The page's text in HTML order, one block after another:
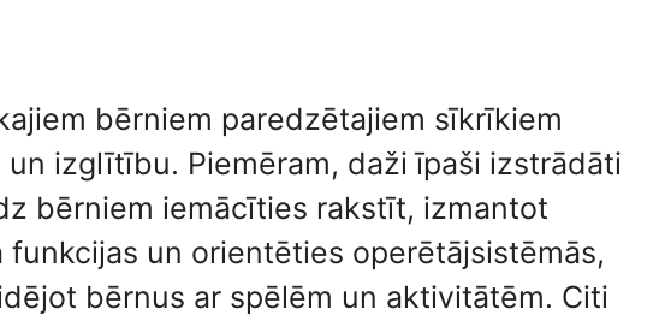
bērniem paredzētajiem sīkrīkiem
izglītību. Piemēram, daži īpaši izstrādāti
bērniem iemācīties rakstīt, izmantot
funkcijas un orientēties operētājsistēmās,
bērnus ar spēlēm un aktivitātēm. Citi